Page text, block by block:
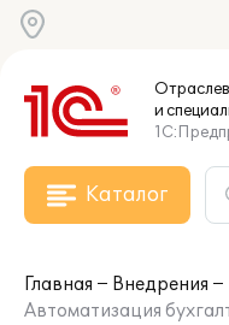
и
Каталог
Главная
Внедрения
Автоматизация